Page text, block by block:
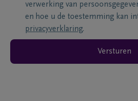
verwerking van
en hoe u de toestemming kan
privacyverklaring.
Versturen